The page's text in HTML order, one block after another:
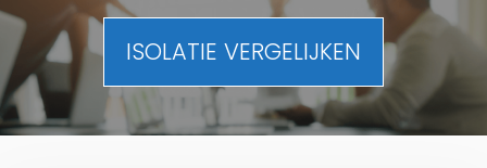
ISOLATIE VERGELIJKEN